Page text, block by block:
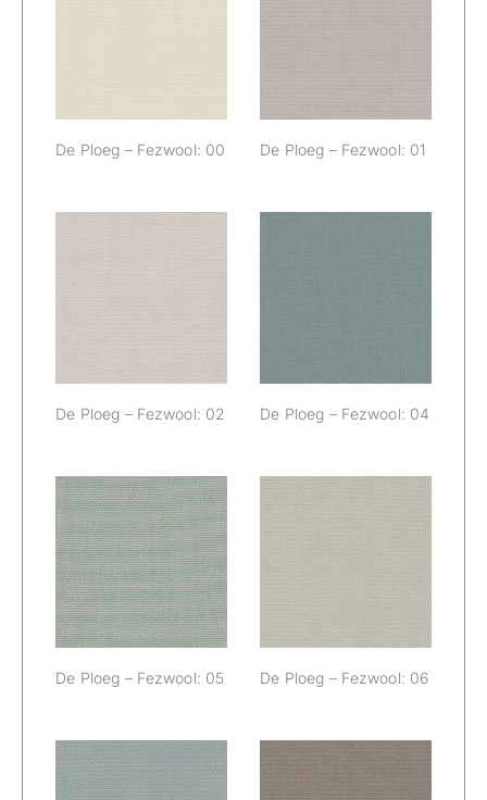
De Ploeg – Fezwool: 00
De Ploeg –
Fezwool: 01
De Ploeg – Fezwool: 01
De Ploeg –
Fezwool: 02
De Ploeg – Fezwool: 02
De Ploeg –
Fezwool: 04
De Ploeg – Fezwool: 04
De Ploeg –
Fezwool: 05
De Ploeg – Fezwool: 05
De Ploeg –
Fezwool: 06
De Ploeg – Fezwool: 06